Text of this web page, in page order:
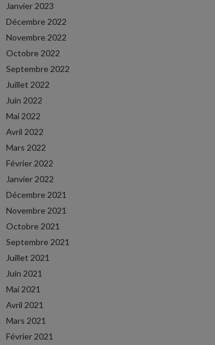
Janvier 2023
Décembre 2022
Novembre 2022
Octobre 2022
Septembre 2022
Juillet 2022
Juin 2022
Mai 2022
Avril 2022
Mars 2022
Février 2022
Janvier 2022
Décembre 2021
Novembre 2021
Octobre 2021
Septembre 2021
Juillet 2021
Juin 2021
Mai 2021
Avril 2021
Mars 2021
Février 2021